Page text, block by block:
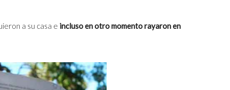
a su casa e incluso en otro momento rayaron en